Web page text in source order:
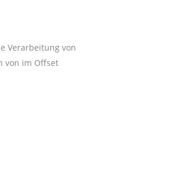
Verarbeitung von
von im Offset